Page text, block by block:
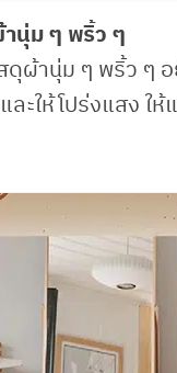
นุ่ม ๆ พริ้ว ๆ
ดุผ้านุ่ม ๆ พริ้ว ๆ
ละให้โปร่งแสง ใ